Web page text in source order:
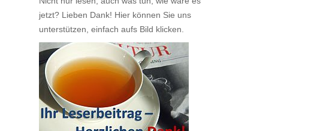
jetzt? Lieben Dank! Hier können Sie uns
unterstützen, einfach aufs Bild klicken.